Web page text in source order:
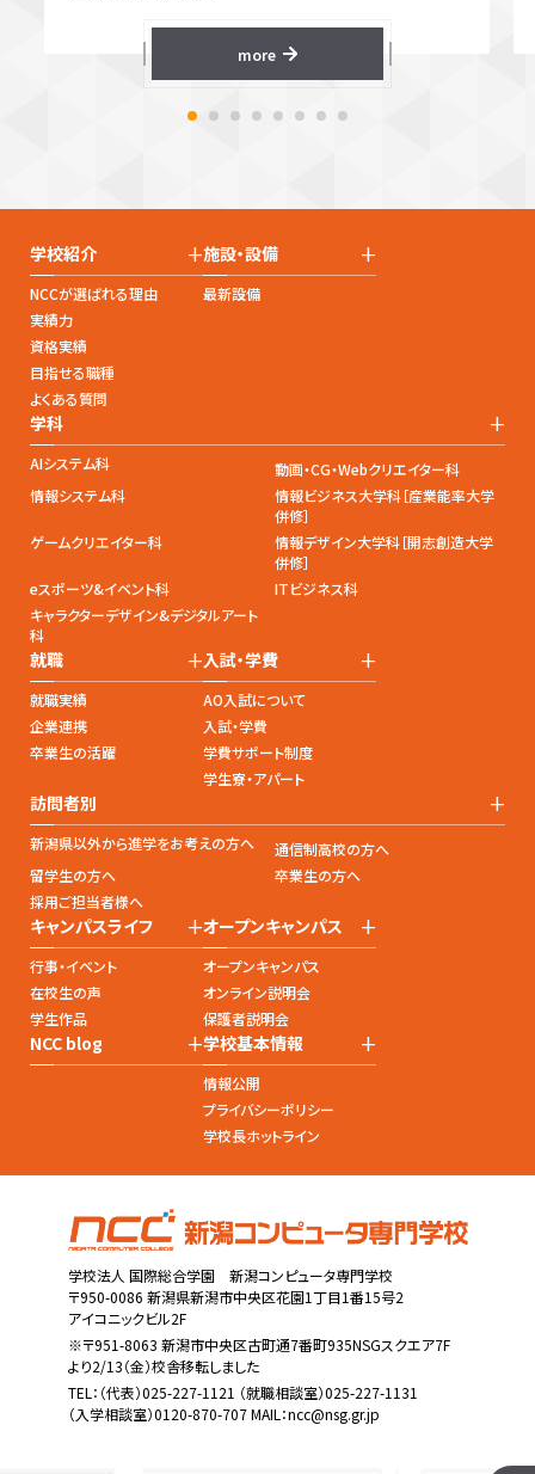
more
学校紹介 +
NCCが選ばれる理由
実績力
資格実績
目指せる職種
よくある質問
施設・設備 +
最新設備
学科 +
AIシステム科
動画・CG・Webクリエイター科
情報システム科
情報ビジネス大学科［産業能率大学
併修］
ゲームクリエイター科
情報デザイン大学科［開志創造大学
併修］
eスポーツ&イベント科
ITビジネス科
キャラクターデザイン&デジタルアート
科
就職 +
就職実績
企業連携
卒業生の活躍
入試・学費 +
AO入試について
入試・学費
学費サポート制度
学生寮・アパート
訪問者別 +
新潟県以外から進学をお考えの方へ
通信制高校の方へ
留学生の方へ
卒業生の方へ
採用ご担当者様へ
キャンパスライフ +
行事・イベント
在校生の声
学生作品
オープンキャンパス +
オープンキャンパス
オンライン説明会
保護者説明会
NCC blog +学校基本情報 +
情報公開
プライバシーポリシー
学校長ホットライン
学校法人 国際総合学園 新潟コンピュータ専門学校
〒950-0086 新潟県新潟市中央区花園1丁目1番15号2
アイコニックビル2F
※〒951-8063 新潟市中央区古町通7番町935NSGスクエア7F
より2/13（金）校舎移転しました
TEL： （代表）025-227-1121 （就職相談室）025-227-1131
（入学相談室）0120-870-707 MAIL：ncc@nsg.gr.jp